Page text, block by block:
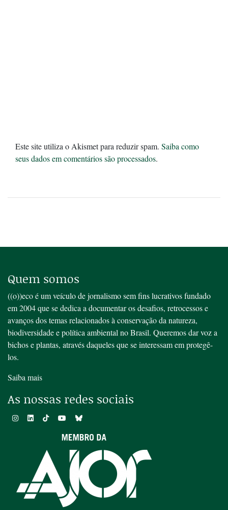
Este site utiliza o Akismet para reduzir spam. Saiba como
seus dados em comentários são processados.
Quem somos
((o))eco é um veículo de jornalismo sem fins lucrativos fundado
em 2004 que se dedica a documentar os desafios, retrocessos e
avanços dos temas relacionados à conservação da natureza,
biodiversidade e política ambiental no Brasil. Queremos dar voz a
bichos e plantas, através daqueles que se interessam em protegê-
los.
Saiba mais
As nossas redes sociais